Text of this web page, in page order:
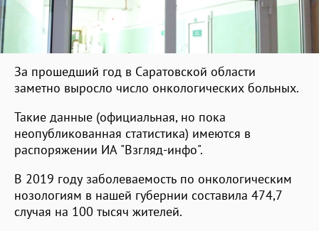
За прошедший год в Саратовской области
заметно выросло число онкологических больных.
Такие данные (официальная, но пока
неопубликованная статистика) имеются в
распоряжении ИА "Взгляд-инфо".
В 2019 году заболеваемость по онкологическим
нозологиям в нашей губернии составила 474,7
случая на 100 тысяч жителей.